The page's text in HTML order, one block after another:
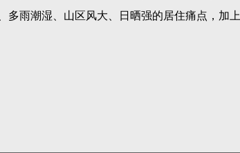
多雨潮湿、山区风大、日晒强的居住痛点，加上